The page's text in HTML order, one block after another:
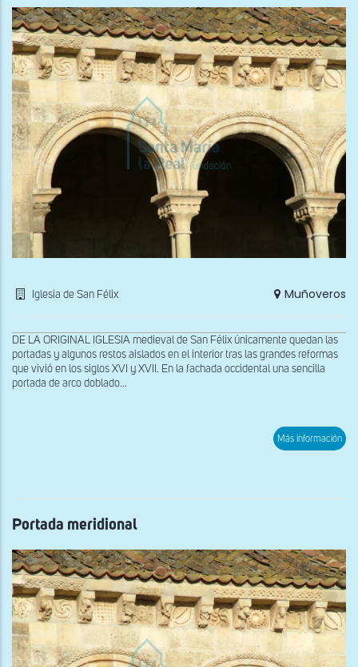
Iglesia de San Félix Muñoveros
DE LA ORIGINAL IGLESIA medieval de San Félix únicamente quedan las
portadas y algunos restos aislados en el interior tras las grandes reformas
que vivió en los siglos XVI y XVII. En la fachada occidental una sencilla
portada de arco doblado...
Más información
Portada meridional